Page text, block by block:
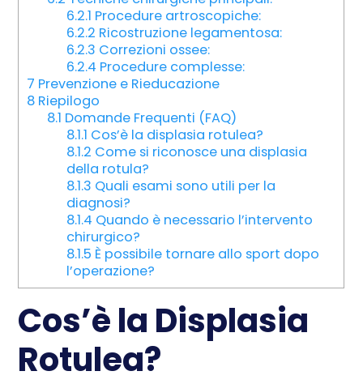
6.2.1 Procedure artroscopiche:
6.2.2 Ricostruzione legamentosa:
6.2.3 Correzioni ossee:
6.2.4 Procedure complesse:
7 Prevenzione e Rieducazione
8 Riepilogo
8.1 Domande Frequenti (FAQ)
8.1.1 Cos’è la displasia rotulea?
8.1.2 Come si riconosce una displasia
della rotula?
8.1.3 Quali esami sono utili per la
diagnosi?
8.1.4 Quando è necessario l’intervento
chirurgico?
8.1.5 È possibile tornare allo sport dopo
l’operazione?
Cos’è la Displasia
Rotulea?